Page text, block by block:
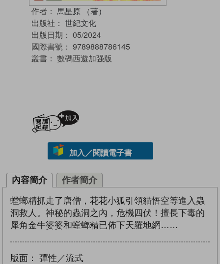
作者： 馬星原 （著）
出版社： 世紀文化
出版日期： 05/2024
國際書號： 9789888786145
叢書： 數碼西遊加强版
加入／閱讀電子書
內容簡介 作者簡介
螳螂精抓走了唐僧，花花小狐引領貓悟空等進入蟲
洞救人。神秘的蟲洞之內，危機四伏！擅長下毒的
犀角金牛婆婆和螳螂精已佈下天羅地網……
版面：
彈性／流式